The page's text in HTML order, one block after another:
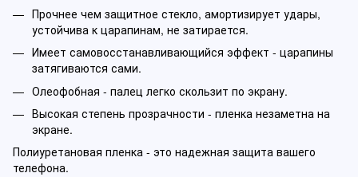
Прочнее чем защитное стекло, амортизирует удары,
устойчива к царапинам, не затирается.
Имеет самовосстанавливающийся эффект - царапины
затягиваются сами.
Олеофобная - палец легко скользит по экрану.
Высокая степень прозрачности - пленка незаметна на
экране.
Полиуретановая пленка - это надежная защита вашего
телефона.